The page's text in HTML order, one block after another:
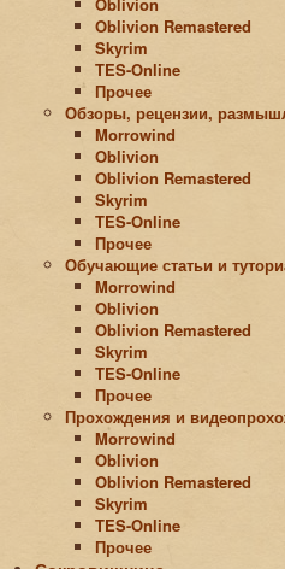
Oblivion Remastered
Skyrim
TES-Online
Прочее
Обзоры, рецензии,
Morrowind
Oblivion
Oblivion Remastered
Skyrim
TES-Online
Прочее
Обучающие статьи и
Morrowind
Oblivion
Oblivion Remastered
Skyrim
TES-Online
Прочее
Прохождения и
Morrowind
Oblivion
Oblivion Remastered
Skyrim
TES-Online
Прочее